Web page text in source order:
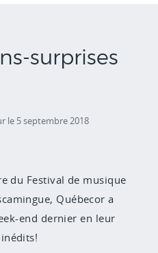
surprises
le 5 septembre 2018
du Festival de musique
Québecor a
end dernier en leur